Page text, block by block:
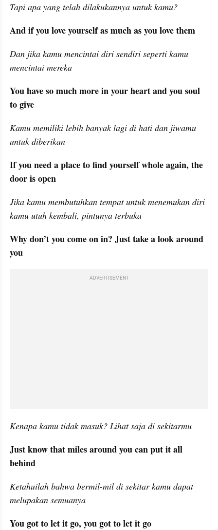
Tapi apa yang telah dilakukannya untuk kamu?
And if you love yourself as much as you love them
Dan jika kamu mencintai diri sendiri seperti kamu
mencintai mereka
You have so much more in your heart and you soul
to give
Kamu memiliki lebih banyak lagi di hati dan jiwamu
untuk diberikan
If you need a place to find yourself whole again, the
door is open
Jika kamu membutuhkan tempat untuk menemukan diri
kamu utuh kembali, pintunya terbuka
Why don’t you come on in? Just take a look around
you
ADVERTISEMENT
Kenapa kamu tidak masuk? Lihat saja di sekitarmu
Just know that miles around you can put it all
behind
Ketahuilah bahwa bermil-mil di sekitar kamu dapat
melupakan semuanya
You got to let it go, you got to let it go